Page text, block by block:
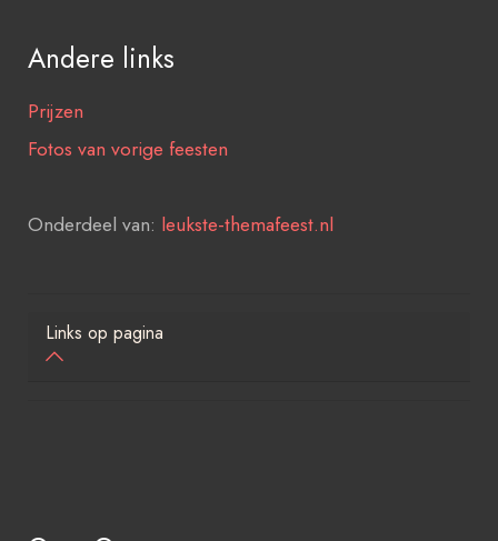
Andere links
Prijzen
Fotos van vorige feesten
Onderdeel van: leukste-themafeest.nl
Links op pagina